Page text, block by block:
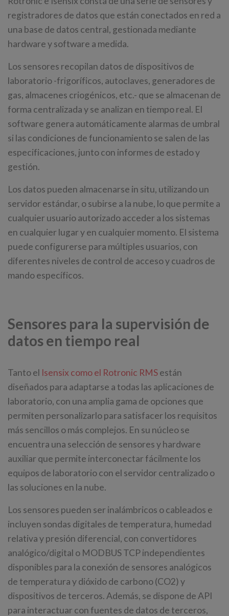
registradores de datos que están conectados en red a
una base de datos central, gestionada mediante
hardware y software a medida.
Los sensores recopilan datos de dispositivos de
laboratorio -frigoríficos, autoclaves, generadores de
gas, almacenes criogénicos, etc.- que se almacenan de
forma centralizada y se analizan en tiempo real. El
software genera automáticamente alarmas de umbral
si las condiciones de funcionamiento se salen de las
especificaciones, junto con informes de estado y
gestión.
Los datos pueden almacenarse in situ, utilizando un
servidor estándar, o subirse a la nube, lo que permite a
cualquier usuario autorizado acceder a los sistemas
en cualquier lugar y en cualquier momento. El sistema
puede configurerse para múltiples usuarios, con
diferentes niveles de control de acceso y cuadros de
mando específicos.
Sensores para la supervisión de
datos en tiempo real
Tanto el Isensix como el Rotronic RMSestán
diseñados para adaptarse a todas las aplicaciones de
laboratorio, con una amplia gama de opciones que
permiten personalizarlo para satisfacer los requisitos
más sencillos o más complejos. En su núcleo se
encuentra una selección de sensores y hardware
auxiliar que permite interconectar fácilmente los
equipos de laboratorio con el servidor centralizado o
las soluciones en la nube.
Los sensores pueden ser inalámbricos o cableados e
incluyen sondas digitales de temperatura, humedad
relativa y presión diferencial, con convertidores
analógico/digital o MODBUS TCP independientes
disponibles para la conexión de sensores analógicos
de temperatura y dióxido de carbono (CO2) y
dispositivos de terceros. Además, se dispone de API
para interactuar con fuentes de datos de terceros,